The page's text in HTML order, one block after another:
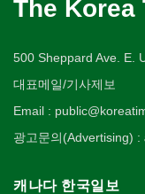
The Korea
500 Sheppard Ave. E.
대표메일/기사제보
Email :
광고문의(Advertising) :
캐나다 한국일보